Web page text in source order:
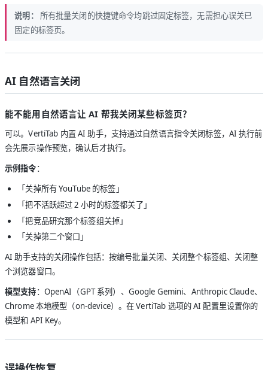
说明：
所有批量关闭的快捷键命令均跳过固定标签，无需担心误关已
固定的标签页。
AI 自然语言关闭
能不能用自然语言让 AI 帮我关闭某些标签页？
可以。VertiTab 内置 AI 助手，支持通过自然语言指令关闭标签，AI 执行前
会先展示操作预览，确认后才执行。
示例指令：
「关掉所有 YouTube 的标签」
「把不活跃超过 2 小时的标签都关了」
「把竞品研究那个标签组关掉」
「关掉第二个窗口」
AI 助手支持的关闭操作包括：按编号批量关闭、关闭整个标签组、关闭整
个浏览器窗口。
模型支持：OpenAI（GPT 系列）、Google Gemini、Anthropic Claude、
Chrome 本地模型（on-device）。在 VertiTab 选项的 AI 配置里设置你的
模型和 API Key。